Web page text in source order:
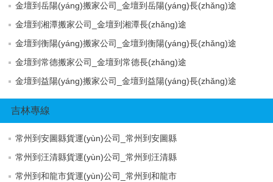
金壇到岳陽(yáng)搬家公司_金壇到岳陽(yáng)長(zhǎng)途
金壇到湘潭搬家公司_金壇到湘潭長(zhǎng)途
金壇到衡陽(yáng)搬家公司_金壇到衡陽(yáng)長(zhǎng)途
金壇到常德搬家公司_金壇到常德長(zhǎng)途
金壇到益陽(yáng)搬家公司_金壇到益陽(yáng)長(zhǎng)途
吉林專線
常州到安圖縣貨運(yùn)公司_常州到安圖縣
常州到汪清縣貨運(yùn)公司_常州到汪清縣
常州到和龍市貨運(yùn)公司_常州到和龍市